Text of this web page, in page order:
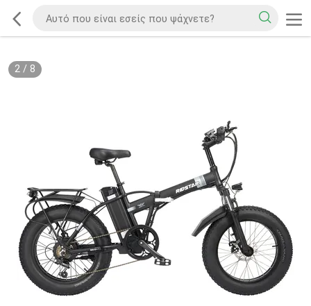
2/ 8